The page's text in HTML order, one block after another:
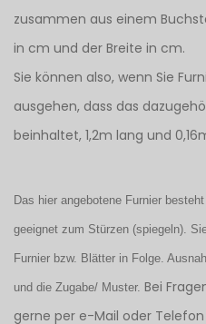
zusammen aus einem
in cm und der Breite in cm.
Sie können also, wenn Sie
ausgehen, dass das
beinhaltet, 1,2m lang und
Das hier angebotene Furnier
geeignet zum Stürzen (spiegeln).
Furnier bzw. Blätter in Folge.
und die Zugabe/ Muster. Bei
gerne per e-Mail oder